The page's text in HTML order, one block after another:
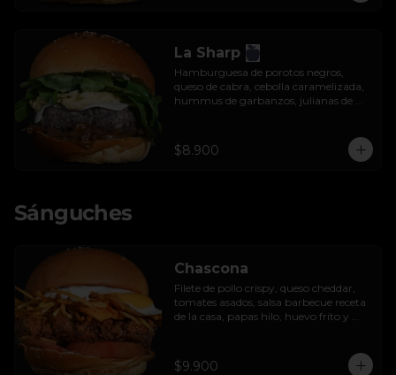
La Sharp
Hamburguesa de porotos negros,
queso de cabra, cebolla caramelizada,
hummus de garbanzos, julianas de
$8.900
Sánguches
Chascona
Filete de pollo crispy, queso cheddar,
tomates asados, salsa barbecue receta
de la casa, papas hilo, huevo frito y
$9.900